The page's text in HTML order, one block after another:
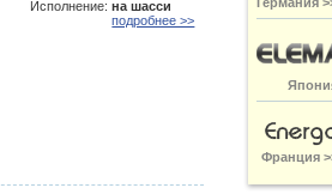
Исполнение:на шасси
подробнее >>
Франция